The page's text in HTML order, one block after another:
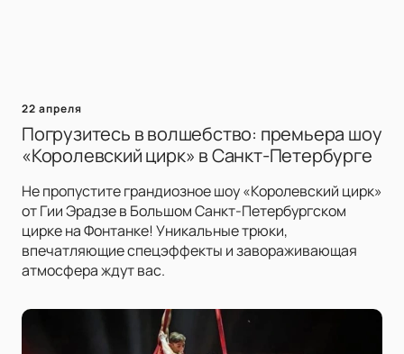
22 апреля
Погрузитесь в волшебство: премьера шоу
«Королевский цирк» в Санкт-Петербурге
Не пропустите грандиозное шоу «Королевский цирк»
от Гии Эрадзе в Большом Санкт-Петербургском
цирке на Фонтанке! Уникальные трюки,
впечатляющие спецэффекты и завораживающая
атмосфера ждут вас.